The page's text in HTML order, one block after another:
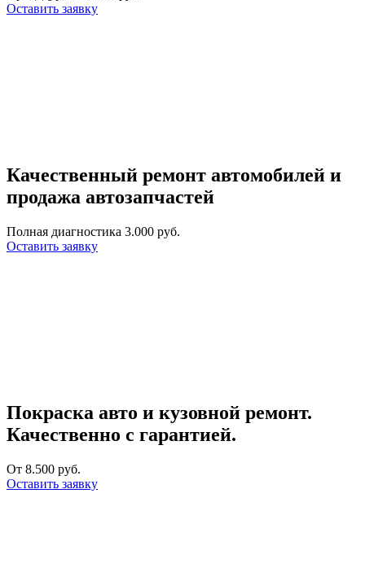
Оставить заявку
Качественный ремонт автомобилей и
продажа автозапчастей
Полная диагностика 3.000 руб.
Оставить заявку
Покраска авто и кузовной ремонт.
Качественно с гарантией.
От 8.500 руб.
Оставить заявку